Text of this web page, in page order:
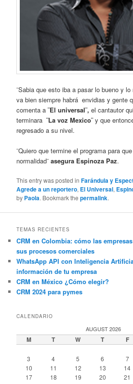
¨Sabia que esto iba a pasar lo bueno y
va bien siempre habrá envidias y gente
comenta a¨El universal¨, el cantautor
terminara¨La voz Mexico¨y que
regresado a su nivel.
¨Quiero que termine el programa para
normalidad¨asegura Espinoza Paz.
This entry was posted inFarándula y
Agrede a un reportero, El Universal,
by Paola. Bookmark thepermalink.
TEMAS RECIENTES
CRM en Colombia: cómo las
sus procesos comerciales
WhatsApp API con Inteligencia
información de tu empresa
CRM en México ¿Cómo elegir?
CRM 2024 para pymes
CALENDARIO
AUGUST 2026
M T W T F
3
4 5 6 7
10
11 12 13 14
17
18 19 20 21